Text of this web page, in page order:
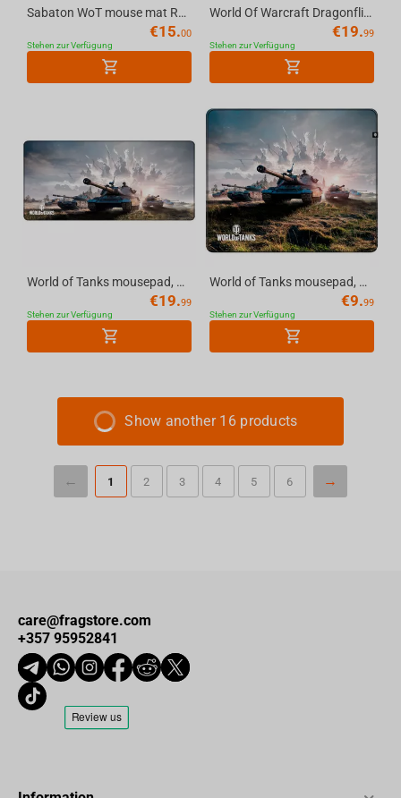
Sabaton WoT mouse mat Rock Group Large
€15.00
Stehen zur Verfügung
World Of Warcraft Dragonflight: Alexstrasza, Mousepad, XL
€19.99
Stehen zur Verfügung
World of Tanks mousepad, The Winged Warriors, XL
€19.99
Stehen zur Verfügung
World of Tanks mousepad, The Winged Warriors, M
€9.99
Stehen zur Verfügung
Show another 16 products
1 2 3 4 5 6
care@fragstore.com
+357 95952841